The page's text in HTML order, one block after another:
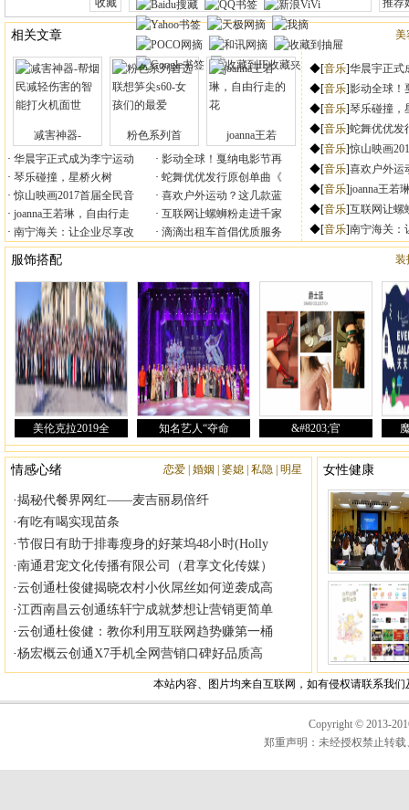
减害神器- 粉色系列首
joanna王若
华晨宇正式成为李宁运动
影动全球！戛纳电影节再
琴乐碰撞，星桥火树
蛇舞优优发行原创单曲《
惊山映画2017首届全民音
喜欢户外运动？这几款蓝
joanna王若琳，自由行走
互联网让螺蛳粉走进千家
南宁海关：让企业尽享改
滴滴出租车首倡优质服务
Copyright © 2013-